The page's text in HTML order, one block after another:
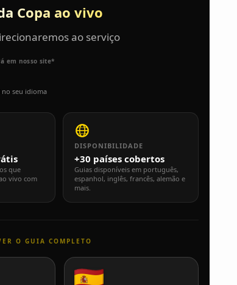
Copa ao vivo
ao serviço
em nosso site*
seu idioma
que
vivo com
DISPONIBILIDADE
+30 países cobertos
Guias disponíveis em português,
espanhol, inglês, francês, alemão e
mais.
O GUIA COMPLETO